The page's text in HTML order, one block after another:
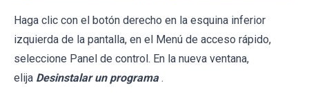
Haga clic con el botón derecho en la esquina inferior
izquierda de la pantalla, en el Menú de acceso rápido,
seleccione Panel de control. En la nueva ventana,
elija Desinstalar un programa .